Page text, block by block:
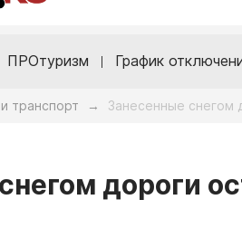
ПРОтуризм График
транспорт → Занесенные снегом
дороги